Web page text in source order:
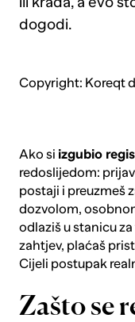
dogodi.
Copyright: Koreqt
Ako si izgubio
redoslijedom:
postaji i preuzmeš
dozvolom,
odlaziš u stanicu
zahtjev, plaćaš
Cijeli postupak
Zašto se